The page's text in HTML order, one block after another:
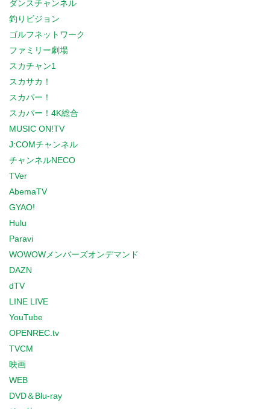
ダンスチャンネル
釣りビジョン
ゴルフネットワーク
ファミリー劇場
スカチャン1
スカサカ！
スカパー！
スカパー！4K総合
MUSIC ON!TV
J:COMチャンネル
チャンネルNECO
TVer
AbemaTV
GYAO!
Hulu
Paravi
WOWOWメンバーズオンデマンド
DAZN
dTV
LINE LIVE
YouTube
OPENREC.tv
TVCM
映画
WEB
DVD＆Blu-ray